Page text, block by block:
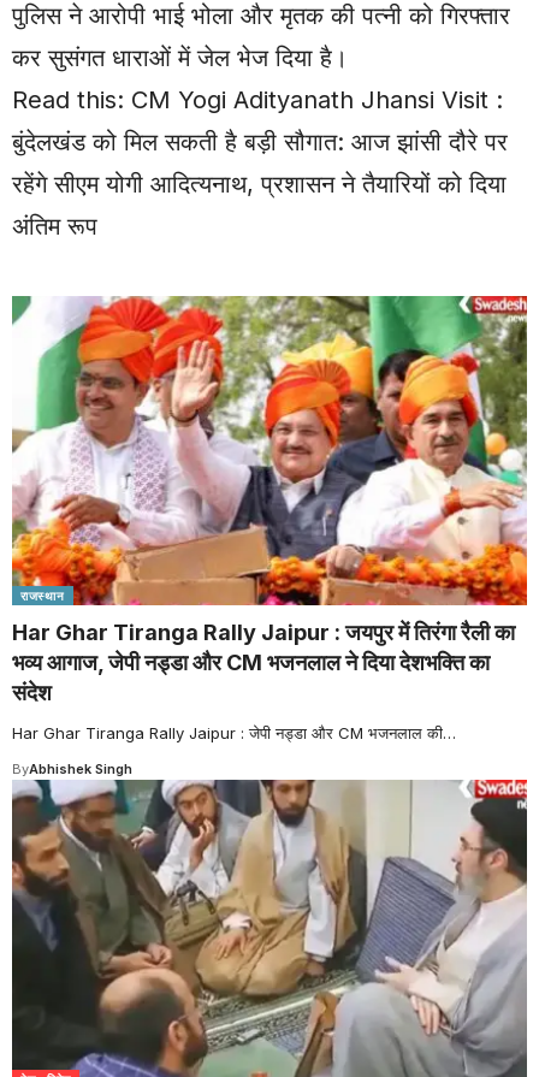
पुलिस ने आरोपी भाई भोला और मृतक की पत्नी को गिरफ्तार
कर सुसंगत धाराओं में जेल भेज दिया है।
Read this: CM Yogi Adityanath Jhansi Visit :
बुंदेलखंड को मिल सकती है बड़ी सौगात: आज झांसी दौरे पर
रहेंगे सीएम योगी आदित्यनाथ, प्रशासन ने तैयारियों को दिया
अंतिम रूप
राजस्थान
Har Ghar Tiranga Rally Jaipur : जयपुर में तिरंगा रैली का
भव्य आगाज, जेपी नड्डा और CM भजनलाल ने दिया देशभक्ति का
संदेश
Har Ghar Tiranga Rally Jaipur : जेपी नड्डा और CM भजनलाल की…
ByAbhishek Singh